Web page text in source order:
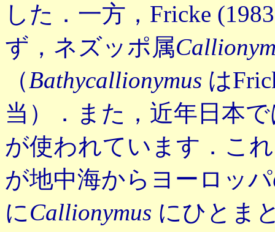
した．一方，Fricke
ず，ネズッポ属
（Bathycallionymus は
当）．また，近年日本
が使われています．こ
が地中海からヨーロッ
にCallionymus にひとま